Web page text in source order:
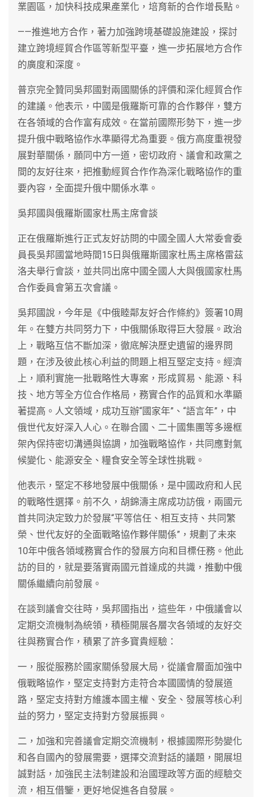
業園區，加快科技成果產業化，培育新的合作增長點。
——推進地方合作，著力加強跨境基礎設施建設，探討
建立跨境經貿合作區等新型平臺，進一步拓展地方合作
的廣度和深度。
普京完全贊同吳邦國對兩國關係的評價和深化經貿合作
的建議。他表示，中國是俄羅斯可靠的合作夥伴，雙方
在各領域的合作富有成效。在當前國際形勢下，進一步
提升俄中戰略協作水準顯得尤為重要。俄方高度重視發
展對華關係，願同中方一道，密切政府、議會和政黨之
間的友好往來，把推動經貿合作作為深化戰略協作的重
要內容，全面提升俄中關係水準。
吳邦國與俄羅斯國家杜馬主席會談
正在俄羅斯進行正式友好訪問的中國全國人大常委會委
員長吳邦國當地時間15日與俄羅斯國家杜馬主席格雷茲
洛夫舉行會談，並共同出席中國全國人大與俄國家杜馬
合作委員會第五次會議。
吳邦國說，今年是《中俄睦鄰友好合作條約》簽署10周
年。在雙方共同努力下，中俄關係取得巨大發展。政治
上，戰略互信不斷加深，徹底解決歷史遺留的邊界問
題，在涉及彼此核心利益的問題上相互堅定支持。經濟
上，順利實施一批戰略性大專案，形成貿易、能源、科
技、地方等全方位合作格局，務實合作的品質和水準顯
著提高。人文領域，成功互辦“國家年”、“語言年”，中
俄世代友好深入人心。在聯合國、二十國集團等多邊框
架內保持密切溝通與協調，加強戰略協作，共同應對氣
候變化、能源安全、糧食安全等全球性挑戰。
他表示，堅定不移地發展中俄關係，是中國政府和人民
的戰略性選擇。前不久，胡錦濤主席成功訪俄，兩國元
首共同決定致力於發展“平等信任、相互支持、共同繁
榮、世代友好的全面戰略協作夥伴關係”，規劃了未來
10年中俄各領域務實合作的發展方向和目標任務。他此
訪的目的，就是要落實兩國元首達成的共識，推動中俄
關係繼續向前發展。
在談到議會交往時，吳邦國指出，這些年，中俄議會以
定期交流機制為統領，積極開展各層次各領域的友好交
往與務實合作，積累了許多寶貴經驗：
一，服從服務於國家關係發展大局，從議會層面加強中
俄戰略協作，堅定支持對方走符合本國國情的發展道
路，堅定支持對方維護本國主權、安全、發展等核心利
益的努力，堅定支持對方發展振興。
二，加強和完善議會定期交流機制，根據國際形勢變化
和各自國內的發展需要，選擇交流對話的議題，開展坦
誠對話，加強民主法制建設和治國理政等方面的經驗交
流，相互借鑒，更好地促進各自發展。